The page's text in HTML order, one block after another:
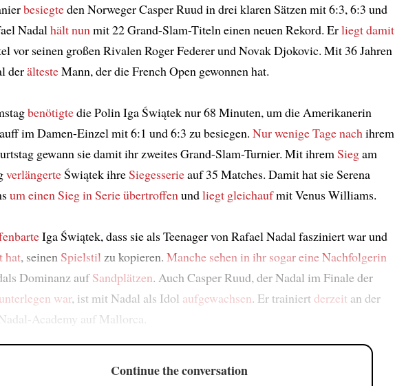
besiegteden Norweger Casper Ruud in drei klaren Sätzen mit 6:3, 6:3 und
Nadalhält nunmit 22 Grand-Slam-Titeln einen neuen Rekord. Erliegtdamit
vor seinen großen Rivalen Roger Federer und Novak Djokovic. Mit 36 Jahren
derältesteMann, der die French Open gewonnen hat.
benötigtedie Polin Iga Świątek nur 68 Minuten, um die Amerikanerin
im Damen-Einzel mit 6:1 und 6:3 zu besiegen. Nur wenige Tage nachihrem
gewann sie damit ihr zweites Grand-Slam-Turnier. Mit ihremSiegam
verlängerteŚwiątek ihreSiegesserieauf 35 Matches. Damit hat sie Serena
um einen Sieg in Serieübertroffenundliegt gleichaufmit Venus Williams.
Iga Świątek, dass sie als Teenager von Rafael Nadal fasziniert war und
hat, seinen Spielstil zu kopieren. Manche sehen in ihr sogar eine Nachfolgerin
Dominanz aufSandplätzen. Auch Casper Ruud, der Nadal im Finale der
unterlegen war, ist mit Nadal als Idol aufgewachsen. Er trainiert derzeit an der
Academy auf Mallorca.
Continue the conversation